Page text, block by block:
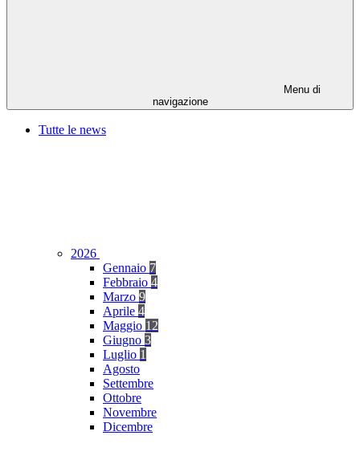
Menu di
navigazione
Tutte le news
2026
Gennaio 7
Febbraio 4
Marzo 9
Aprile 4
Maggio 12
Giugno 3
Luglio 1
Agosto
Settembre
Ottobre
Novembre
Dicembre